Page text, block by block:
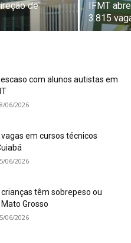
de
IFMT
3.815
com alunos autistas em
06/2026
vagas em cursos técnicos
06/2026
crianças têm sobrepeso ou
Grosso
06/2026